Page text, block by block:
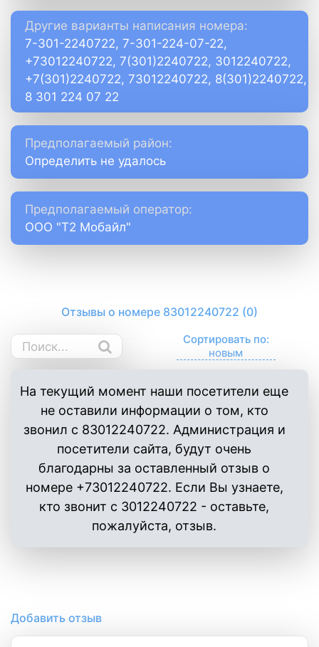
Другие варианты написания номера:
7-301-2240722, 7-301-224-07-22,
+73012240722, 7(301)2240722, 3012240722,
+7(301)2240722, 73012240722, 8(301)2240722,
8 301 224 07 22
Предполагаемый район:
Определить не удалось
Предполагаемый оператор:
ООО "Т2 Мобайл"
Отзывы о номере 83012240722 (0)
Сортировать по:
На текущий момент наши посетители еще
не оставили информации о том, кто
звонил с 83012240722. Администрация и
посетители сайта, будут очень
благодарны за оставленный отзыв о
номере +73012240722. Если Вы узнаете,
кто звонит с 3012240722 - оставьте,
пожалуйста, отзыв.
Добавить отзыв